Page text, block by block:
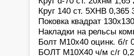
Круг 140 ст. 5ХНВ 0,365
Поковка квадрат
Накладки на рельсы
Болт М10х40 оцинк. б/г
БОЛТ М10Х40 ч/м с/г